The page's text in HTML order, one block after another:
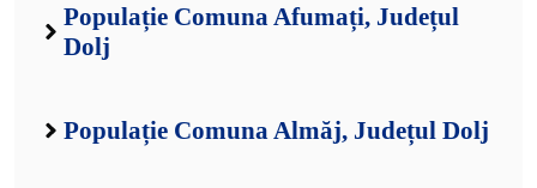
Populație Comuna Afumați, Județul
Dolj
Populație Comuna Almăj, Județul Dolj